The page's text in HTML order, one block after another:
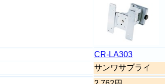
CR-LA303
サンワサプライ